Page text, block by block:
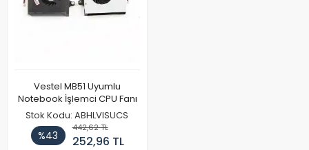
Vestel MB51 Uyumlu
Notebook İşlemci CPU Fanı
Stok Kodu: ABHLVISUCS
%43
442,62 TL
252,96 TL